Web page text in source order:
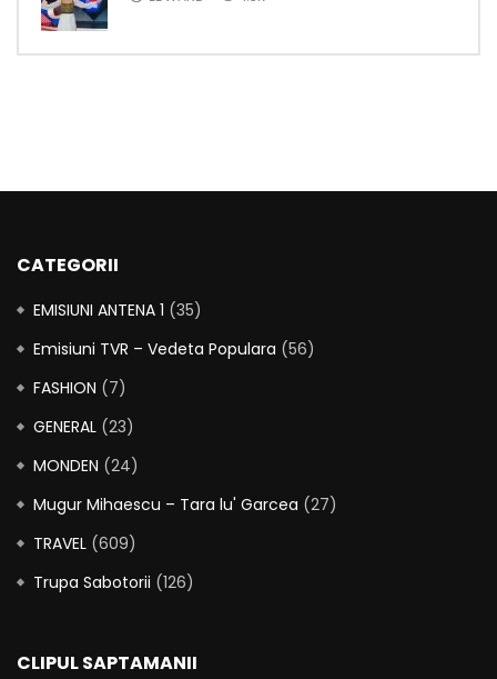
CATEGORII
EMISIUNI ANTENA 1 (35)
Emisiuni TVR – Vedeta Populara (56)
FASHION (7)
GENERAL (23)
MONDEN (24)
Mugur Mihaescu – Tara lu' Garcea (27)
TRAVEL (609)
Trupa Sabotorii (126)
CLIPUL SAPTAMANII